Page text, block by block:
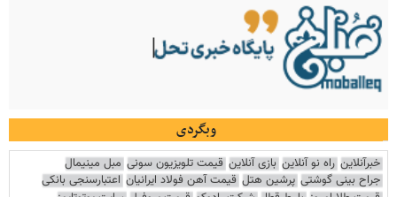
وبگردی
خبرآنلاین راه نو آنلاین بازی آنلاین قیمت تلویزیون سونی مبل مینیمال
جراح بینی گوشتی پرشین هتل قیمت آهن فولاد ایرانیان اعتبارسنجی بانکی